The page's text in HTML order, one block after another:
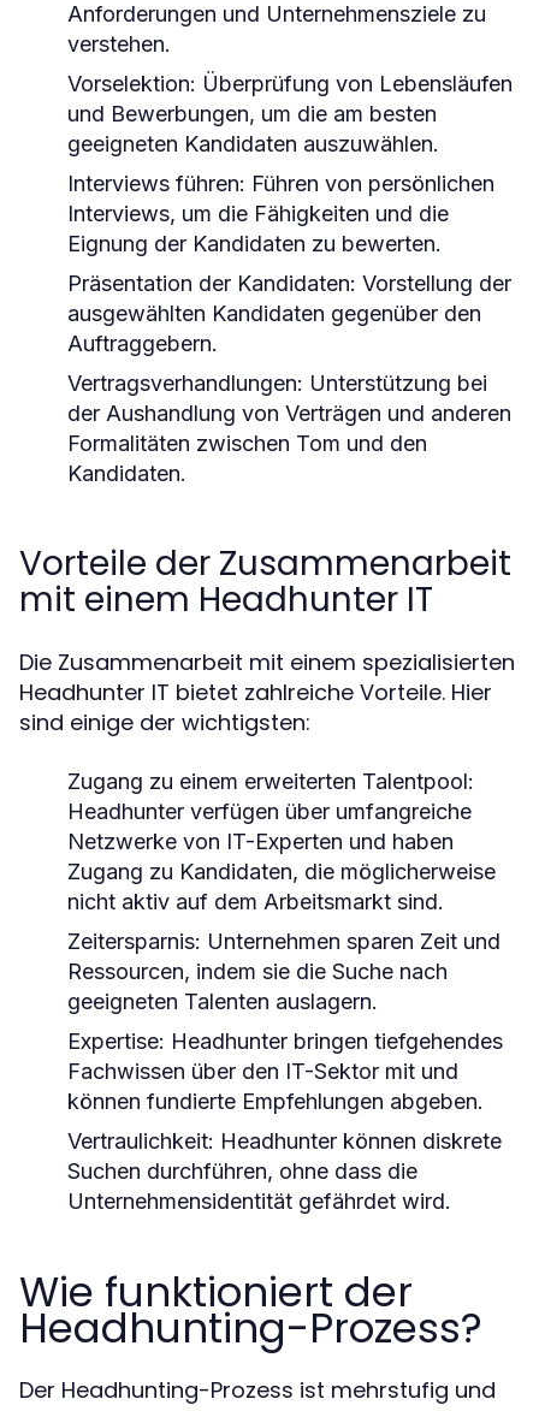
Anforderungen und Unternehmensziele zu
verstehen.
Vorselektion: Überprüfung von Lebensläufen
und Bewerbungen, um die am besten
geeigneten Kandidaten auszuwählen.
Interviews führen: Führen von persönlichen
Interviews, um die Fähigkeiten und die
Eignung der Kandidaten zu bewerten.
Präsentation der Kandidaten: Vorstellung der
ausgewählten Kandidaten gegenüber den
Auftraggebern.
Vertragsverhandlungen: Unterstützung bei
der Aushandlung von Verträgen und anderen
Formalitäten zwischen Tom und den
Kandidaten.
Vorteile der Zusammenarbeit
mit einem Headhunter IT
Die Zusammenarbeit mit einem spezialisierten
Headhunter IT bietet zahlreiche Vorteile. Hier
sind einige der wichtigsten:
Zugang zu einem erweiterten Talentpool:
Headhunter verfügen über umfangreiche
Netzwerke von IT-Experten und haben
Zugang zu Kandidaten, die möglicherweise
nicht aktiv auf dem Arbeitsmarkt sind.
Zeitersparnis: Unternehmen sparen Zeit und
Ressourcen, indem sie die Suche nach
geeigneten Talenten auslagern.
Expertise: Headhunter bringen tiefgehendes
Fachwissen über den IT-Sektor mit und
können fundierte Empfehlungen abgeben.
Vertraulichkeit: Headhunter können diskrete
Suchen durchführen, ohne dass die
Unternehmensidentität gefährdet wird.
Wie funktioniert der
Headhunting-Prozess?
Der Headhunting-Prozess ist mehrstufig und